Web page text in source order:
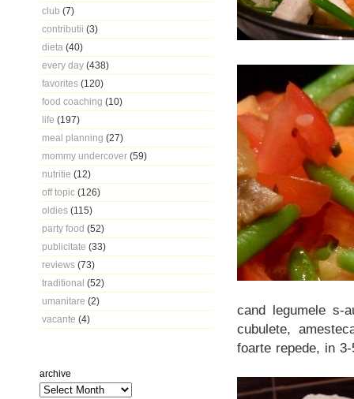
club (7)
contributii (3)
dieta (40)
every day (438)
favorites (120)
food coaching (10)
life (197)
meal planning (27)
mommy undercover (59)
nutritie (12)
off topic (126)
oldies (115)
party food (52)
publicitate (33)
reviews (73)
traditional (52)
umanitare (2)
vacante (4)
archive
cand legumele s-
cubulete,
foarte repede, in